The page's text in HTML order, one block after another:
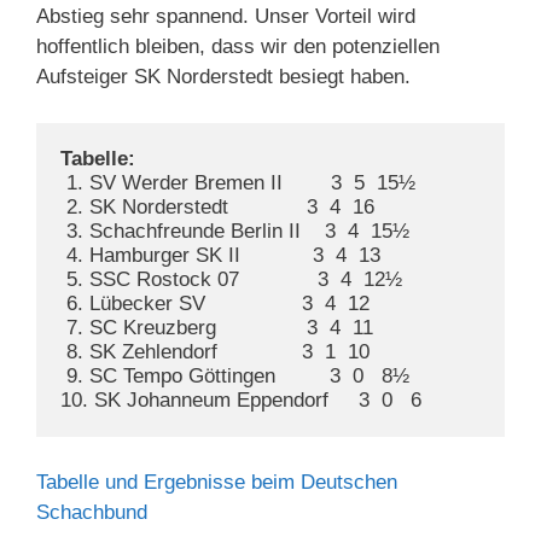
Abstieg sehr spannend. Unser Vorteil wird
hoffentlich bleiben, dass wir den potenziellen
Aufsteiger SK Norderstedt besiegt haben.
Tabelle:
1. SV Werder Bremen II        3  5  15½
2. SK Norderstedt             3  4  16
3. Schachfreunde Berlin II    3  4  15½
4. Hamburger SK II            3  4  13
5. SSC Rostock 07             3  4  12½
6. Lübecker SV                3  4  12
7. SC Kreuzberg               3  4  11
8. SK Zehlendorf              3  1  10
9. SC Tempo Göttingen         3  0   8½
10. SK Johanneum Eppendorf     3  0   6
Tabelle und Ergebnisse beim Deutschen
Schachbund